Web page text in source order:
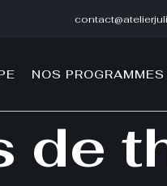
NOS PROGRAMMES
de